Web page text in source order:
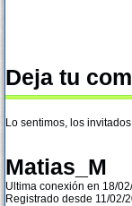
Deja tu
Lo sentimos, los
Matias_M
Ultima conexión en 18/
Registrado desde 11/02/